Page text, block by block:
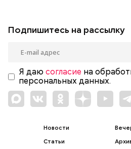
Подпишитесь на рассылку
Я даю согласие на
персональных данных.
Новости
Статьи